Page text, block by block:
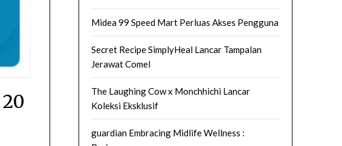
Midea 99 Speed Mart Perluas Akses Pengguna
Secret Recipe SimplyHeal Lancar Tampalan
Jerawat Comel
The Laughing Cow x Monchhichi Lancar
Koleksi Eksklusif
guardian Embracing Midlife Wellness :